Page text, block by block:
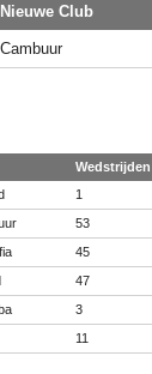
Nieuwe Club
Cambuur
Wedstrijden
1
53
45
47
3
11